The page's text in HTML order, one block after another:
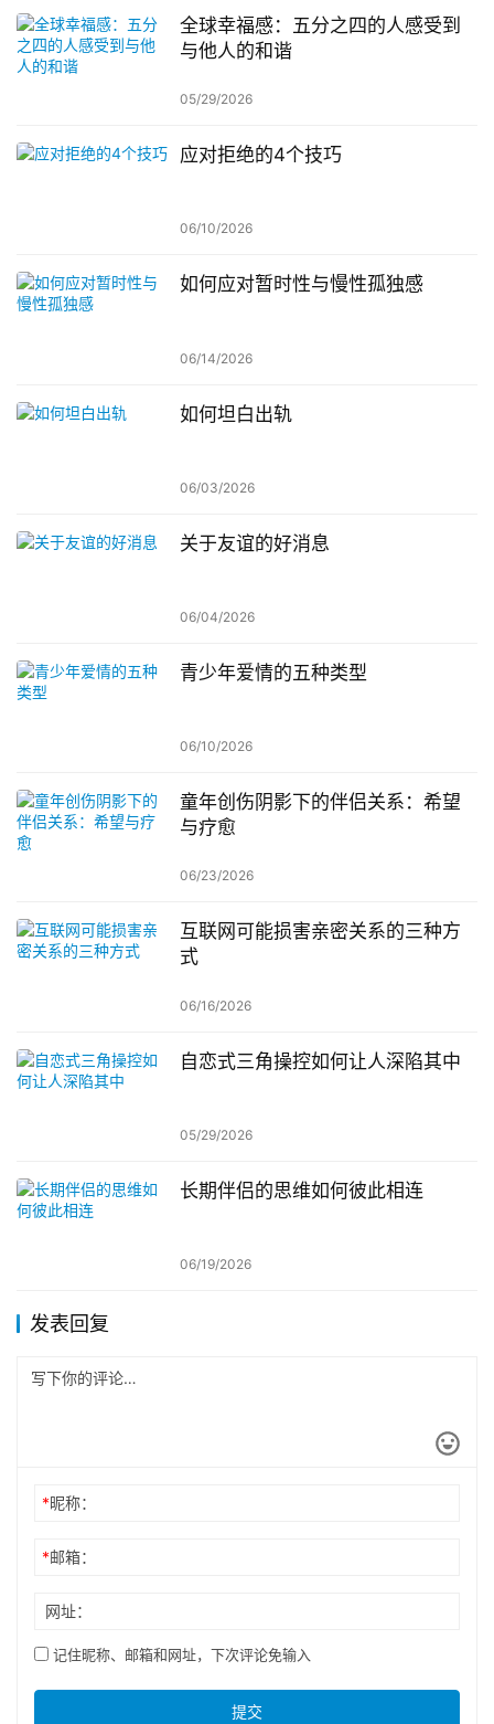
全球幸福感：五分之四的人感受到
与他人的和谐
05/29/2026
应对拒绝的4个技巧
06/10/2026
如何应对暂时性与慢性孤独感
06/14/2026
如何坦白出轨
06/03/2026
关于友谊的好消息
06/04/2026
青少年爱情的五种类型
06/10/2026
童年创伤阴影下的伴侣关系：希望
与疗愈
06/23/2026
互联网可能损害亲密关系的三种方
式
06/16/2026
自恋式三角操控如何让人深陷其中
05/29/2026
长期伴侣的思维如何彼此相连
06/19/2026
发表回复
*昵称：
*邮箱：
网址：
记住昵称、邮箱和网址，下次评论免输入
提交